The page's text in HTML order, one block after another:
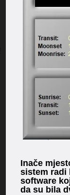
Inače
sistem radi
software
da su bila